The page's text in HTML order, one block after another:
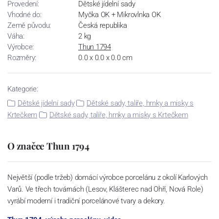
Provedení:
Dětské jídelní sady
Vhodné do:
Myčka OK + Mikrovlnka OK
Země původu:
Česká republika
Váha:
2 kg
Výrobce:
Thun 1794
Rozměry:
0.0 x 0.0 x 0.0 cm
Kategorie:
Dětské jídelní sady
Dětské sady, talíře, hrnky a misky s
Krtečkem
Dětské sady, talíře, hrnky a misky s Krtečkem
O značce Thun 1794
Největší (podle tržeb) domácí výrobce porcelánu z okolí Karlových
Varů. Ve třech továrnách (Lesov, Klášterec nad Ohří, Nová Role)
vyrábí moderní i tradiční porcelánové tvary a dekory.